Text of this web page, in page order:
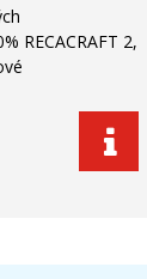
RECACRAFT 2,